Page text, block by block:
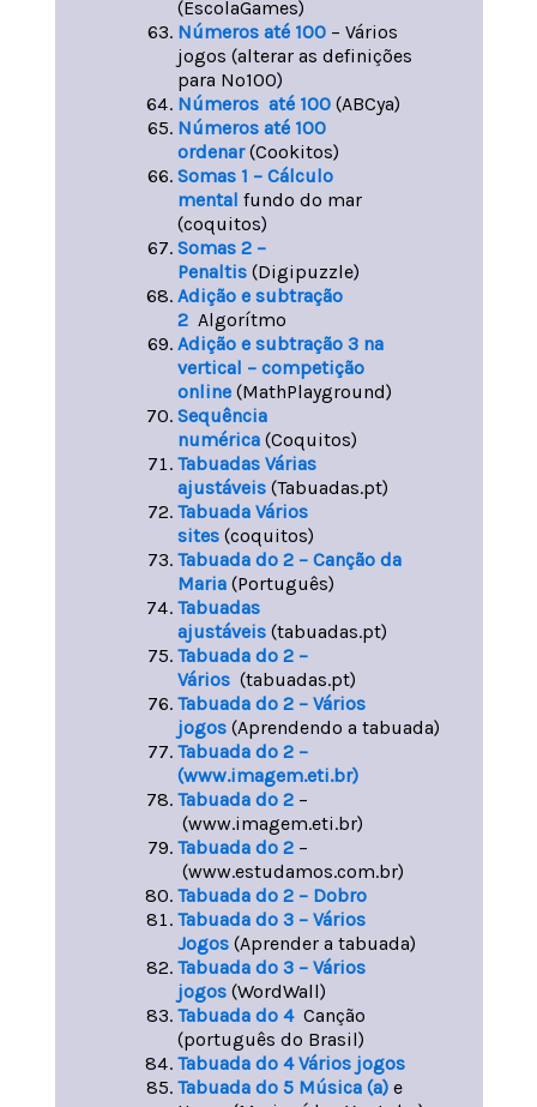
(EscolaGames)
Números até 100– Vários
jogos (alterar as definições
para Nº100)
Números até 100(ABCya)
Números até 100
ordenar(Cookitos)
Somas 1 – Cálculo
mental fundo do mar
(coquitos)
Somas 2 –
Penaltis (Digipuzzle)
Adição e subtração
2Algorítmo
Adição e subtração 3 na
vertical – competição
online (MathPlayground)
Sequência
numérica(Coquitos)
Tabuadas Várias
ajustáveis (Tabuadas.pt)
Tabuada Vários
sites (coquitos)
Tabuada do 2 – Canção da
Maria(Português)
Tabuadas
ajustáveis (tabuadas.pt)
Tabuada do 2 –
Vários (tabuadas.pt)
Tabuada do 2 – Vários
jogos (Aprendendo a tabuada)
Tabuada do 2 –
(www.imagem.eti.br)
Tabuada do 2 –
(www.imagem.eti.br)
Tabuada do 2 –
(www.estudamos.com.br)
Tabuada do 2 – Dobro
Tabuada do 3 – Vários
Jogos(Aprender a tabuada)
Tabuada do 3 – Vários
jogos (WordWall)
Tabuada do 4 Canção
(português do Brasil)
Tabuada do 4 Vários jogos
Tabuada do 5 Música (a)e